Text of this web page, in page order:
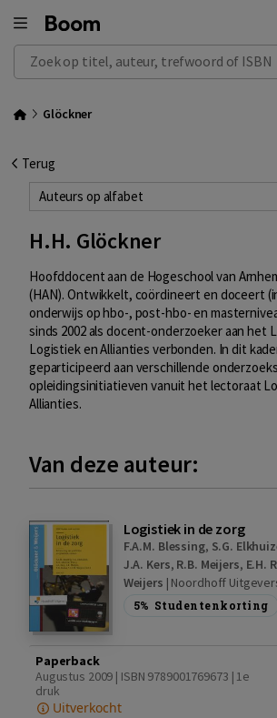
Zoek op titel, auteur, trefwoord of ISBN
Glöckner
Terug
Auteurs op alfabet
H.H. Glöckner
Hoofddocent aan de Hogeschool van
(HAN). Ontwikkelt, coördineert en doceert
onderwijs op hbo-, post-hbo- en
sinds 2002 als docent-onderzoeker aan het
Logistiek en Allianties verbonden. In dit
geparticipeerd aan verschillende
opleidingsinitiatieven vanuit het lectoraat
Allianties.
Van deze auteur:
Logistiek in de zorg
F.A.M. Blessing, S.G.
J.A. Kers, R.B. Meijers, E.H.
Weijers | Noordhoff
5% Studentenkorting
Paperback
Augustus 2009 | ISBN 9789001769673 | 1e
druk
Uitverkocht